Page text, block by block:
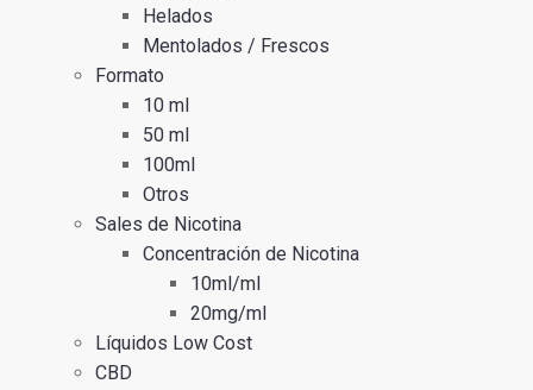
Helados
Mentolados / Frescos
Formato
10 ml
50 ml
100ml
Otros
Sales de Nicotina
Concentración de Nicotina
10ml/ml
20mg/ml
Líquidos Low Cost
CBD